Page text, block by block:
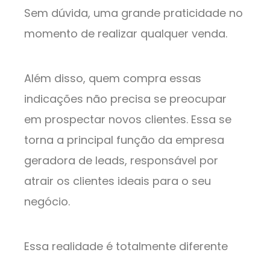
Sem dúvida, uma grande praticidade no
momento de realizar qualquer venda.
Além disso, quem compra essas
indicações não precisa se preocupar
em prospectar novos clientes. Essa se
torna a principal função da empresa
geradora de leads, responsável por
atrair os clientes ideais para o seu
negócio.
Essa realidade é totalmente diferente